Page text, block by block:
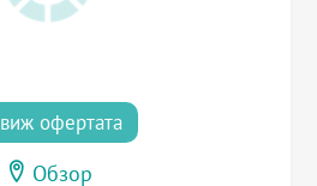
виж офертата
Обзор